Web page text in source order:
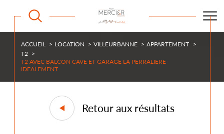
ACCUEIL LOCATION VILLEURBANNE
APPARTEMENT
T2
T2 AVEC BALCON CAVE ET GARAGE LA PERRALIERE
IDEALEMENT
Retour aux résultats